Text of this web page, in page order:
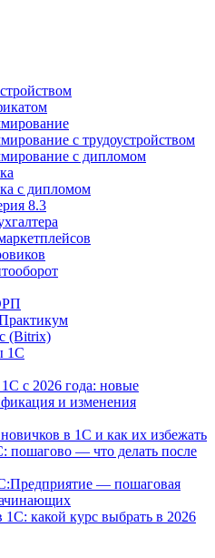
с трудоустройством
с дипломом
с дипломом
8.3
(Bitrix)
1С
с 2026 года: новые
и изменения
в 1С и как их избежать
пошагово — что делать после
— пошаговая
1С: какой курс выбрать в 2026